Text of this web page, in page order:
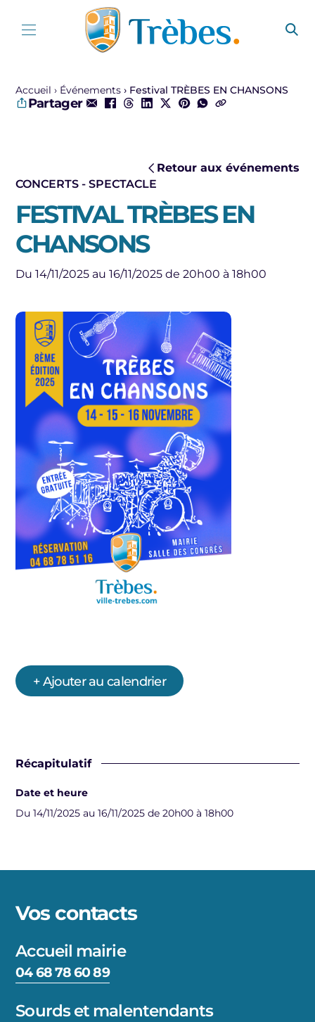
Accueil Événements Festival TRÈBES EN CHANSONS
Partager
CONCERTS - SPECTACLE
Retour aux événements
FESTIVAL TRÈBES EN
CHANSONS
Du 14/11/2025 au 16/11/2025 de 20h00 à 18h00
+ Ajouter au calendrier
Récapitulatif
Date et heure
Du 14/11/2025 au 16/11/2025 de 20h00 à 18h00
Vos contacts
Accueil mairie
04 68 78 60 89
Sourds et malentendants